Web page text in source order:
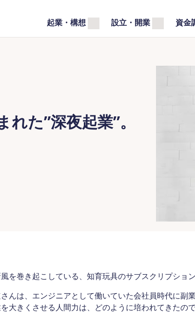
起業・構想 設立・開業 資金
た”深夜起業”。
巻き起こしている、知育玩具のサブスクリプショ
んは、エンジニアとして働いていた会社員時代に
大きくさせる人間力は、どのように培われてきたの